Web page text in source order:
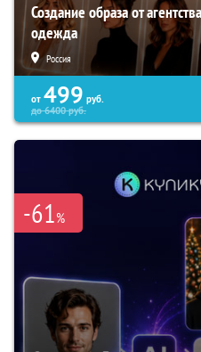
Создание образа от
одежда
Россия
от 499 руб.
до6400руб.
-61%